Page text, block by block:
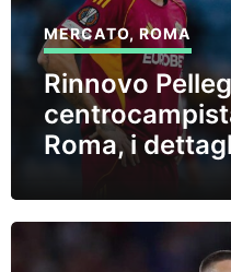
MERCATO,ROMA
Rinnovo
Roma, i